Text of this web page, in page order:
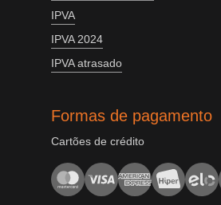
IPVA
IPVA 2024
IPVA atrasado
Formas de pagamento
Cartões de crédito